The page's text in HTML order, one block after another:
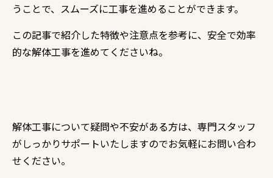
うことで、スムーズに工事を進めることができます。
この記事で紹介した特徴や注意点を参考に、安全で効率
的な解体工事を進めてくださいね。
解体工事について疑問や不安がある方は、専門スタッフ
がしっかりサポートいたしますのでお気軽にお問い合わ
せください。